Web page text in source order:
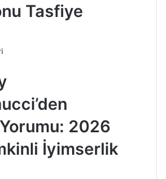
Tasfiye
2026
İyimserlik